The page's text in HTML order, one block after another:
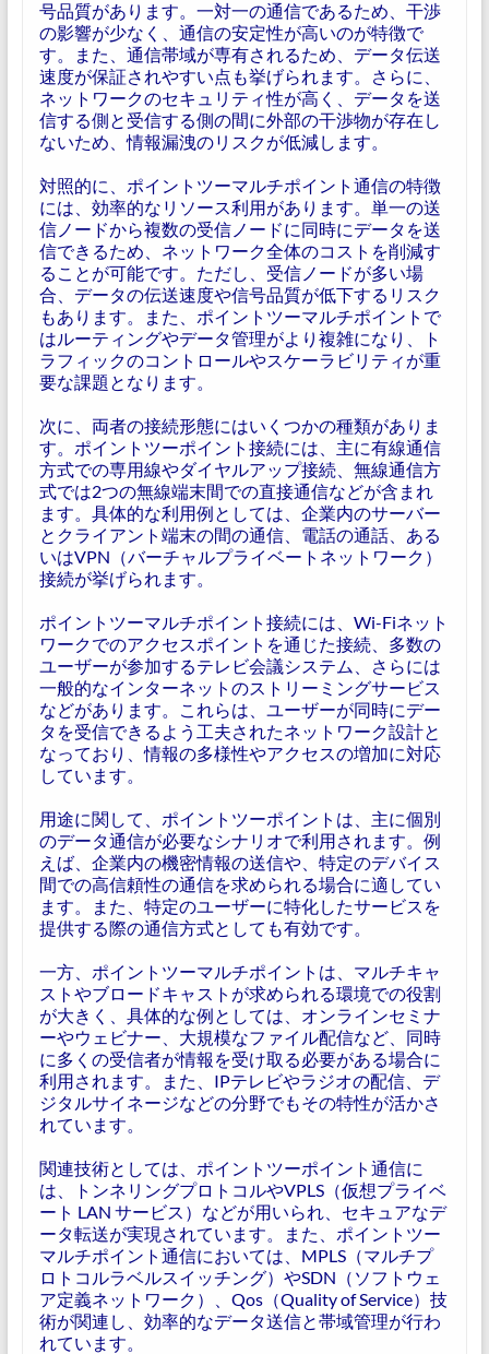
号品質があります。一対一の通信であるため、干渉
の影響が少なく、通信の安定性が高いのが特徴で
す。また、通信帯域が専有されるため、データ伝送
速度が保証されやすい点も挙げられます。さらに、
ネットワークのセキュリティ性が高く、データを送
信する側と受信する側の間に外部の干渉物が存在し
ないため、情報漏洩のリスクが低減します。
対照的に、ポイントツーマルチポイント通信の特徴
には、効率的なリソース利用があります。単一の送
信ノードから複数の受信ノードに同時にデータを送
信できるため、ネットワーク全体のコストを削減す
ることが可能です。ただし、受信ノードが多い場
合、データの伝送速度や信号品質が低下するリスク
もあります。また、ポイントツーマルチポイントで
はルーティングやデータ管理がより複雑になり、ト
ラフィックのコントロールやスケーラビリティが重
要な課題となります。
次に、両者の接続形態にはいくつかの種類がありま
す。ポイントツーポイント接続には、主に有線通信
方式での専用線やダイヤルアップ接続、無線通信方
式では2つの無線端末間での直接通信などが含まれ
ます。具体的な利用例としては、企業内のサーバー
とクライアント端末の間の通信、電話の通話、ある
いはVPN（バーチャルプライベートネットワーク）
接続が挙げられます。
ポイントツーマルチポイント接続には、Wi-Fiネット
ワークでのアクセスポイントを通じた接続、多数の
ユーザーが参加するテレビ会議システム、さらには
一般的なインターネットのストリーミングサービス
などがあります。これらは、ユーザーが同時にデー
タを受信できるよう工夫されたネットワーク設計と
なっており、情報の多様性やアクセスの増加に対応
しています。
用途に関して、ポイントツーポイントは、主に個別
のデータ通信が必要なシナリオで利用されます。例
えば、企業内の機密情報の送信や、特定のデバイス
間での高信頼性の通信を求められる場合に適してい
ます。また、特定のユーザーに特化したサービスを
提供する際の通信方式としても有効です。
一方、ポイントツーマルチポイントは、マルチキャ
ストやブロードキャストが求められる環境での役割
が大きく、具体的な例としては、オンラインセミナ
ーやウェビナー、大規模なファイル配信など、同時
に多くの受信者が情報を受け取る必要がある場合に
利用されます。また、IPテレビやラジオの配信、デ
ジタルサイネージなどの分野でもその特性が活かさ
れています。
関連技術としては、ポイントツーポイント通信に
は、トンネリングプロトコルやVPLS（仮想プライベ
ート LAN サービス）などが用いられ、セキュアなデ
ータ転送が実現されています。また、ポイントツー
マルチポイント通信においては、MPLS（マルチプ
ロトコルラベルスイッチング）やSDN（ソフトウェ
ア定義ネットワーク）、Qos（Quality of Service）技
術が関連し、効率的なデータ送信と帯域管理が行わ
れています。